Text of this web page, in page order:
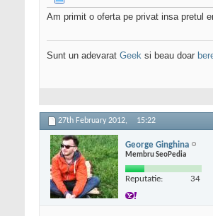
Am primit o oferta pe privat insa pretul
Sunt un adevarat Geek si beau doar
27th February 2012, 15:22
George Ginghina
Membru SeoPedia
Reputatie: 34